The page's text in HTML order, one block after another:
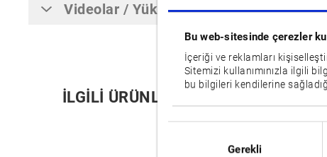
Bu web-sitesinde çerezler
İçeriği ve reklamları
Sitemizi kullanımınızla ilgili
bu bilgileri kendilerine
Gerekli
Videolar / Yüklemeler
İLGILI ÜRÜNLER: